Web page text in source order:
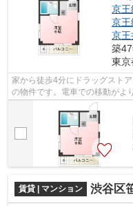
京王
京王
京王
築
東京
家から徒歩4分にドラッグスト
の物件です。電車での移動がよ
す。防犯対策もバッチリなマン
賃貸 | マンション 渋谷区